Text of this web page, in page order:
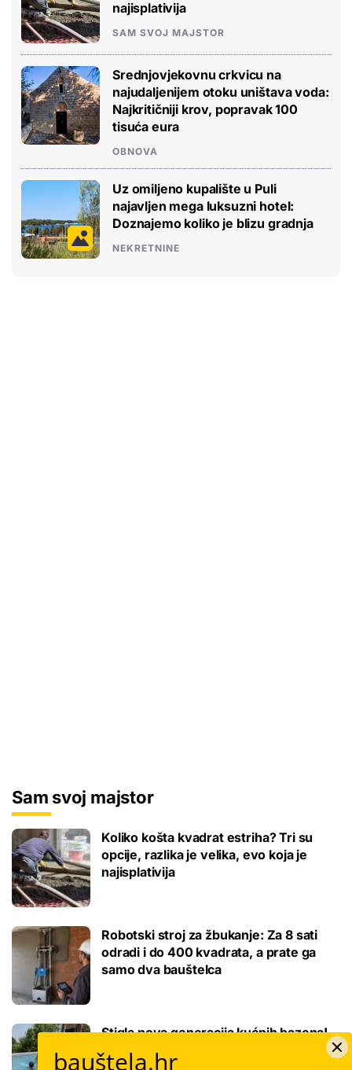
najisplativija
SAM SVOJ MAJSTOR
Srednjovjekovnu crkvicu na
najudaljenijem otoku uništava voda:
Najkritičniji krov, popravak 100
tisuća eura
OBNOVA
Uz omiljeno kupalište u Puli
najavljen mega luksuzni hotel:
Doznajemo koliko je blizu gradnja
NEKRETNINE
Sam svoj majstor
Koliko košta kvadrat estriha? Tri su
opcije, razlika je velika, evo koja je
najisplativija
Robotski stroj za žbukanje: Za 8 sati
odradi i do 400 kvadrata, a prate ga
samo dva bauštelca
Stigla nova generacija kućnih bazena!
Po rubu možete hodati, a od kutije do
kupanca samo jedan sat
bauštela.hr